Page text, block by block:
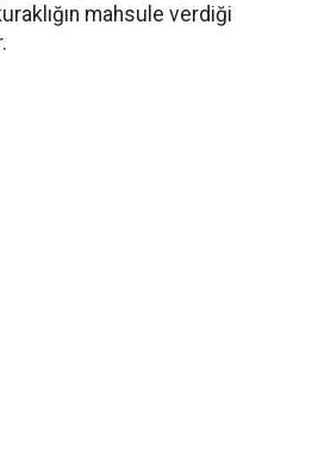
mahsule verdiği